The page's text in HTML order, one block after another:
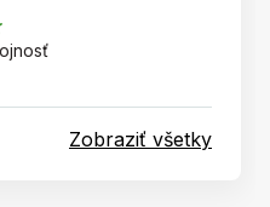
Zobraziť všetky